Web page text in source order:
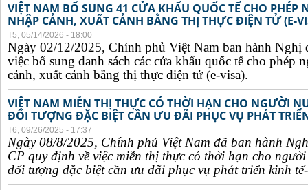
VIỆT NAM BỔ SUNG 41 CỬA KHẨU QUỐC TẾ CHO
NHẬP CẢNH, XUẤT CẢNH BẰNG THỊ THỰC ĐIỆN TỬ (E-
T5, 05/14/2026 - 18:00
Ngày 02/12/2025, Chính phủ Việt Nam ban hành Nghị
việc bổ sung danh sách các cửa khẩu quốc tế cho phép
cảnh, xuất cảnh bằng thị thực điện tử (e-visa).
VIỆT NAM MIỄN THỊ THỰC CÓ THỜI HẠN CHO NGƯỜI
ĐỐI TƯỢNG ĐẶC BIỆT CẦN ƯU ĐÃI PHỤC VỤ PHÁT
T6, 09/26/2025 - 17:37
Ngày 08/8/2025, Chính phủ Việt Nam đã ban hành
CP quy định về việc miễn thị thực có thời hạn cho
đối tượng đặc biệt cần ưu đãi phục vụ phát triển kinh